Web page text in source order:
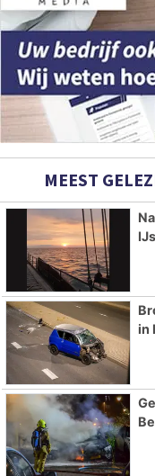
MEEST
in